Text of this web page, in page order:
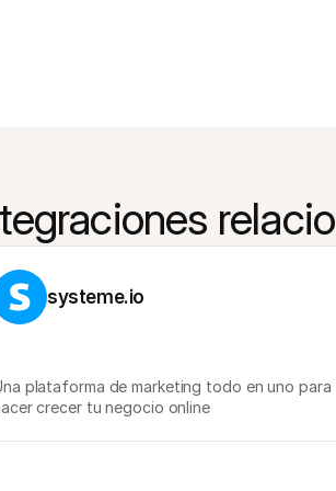
systeme.io
plataforma de marketing todo en uno para
crecer tu negocio online